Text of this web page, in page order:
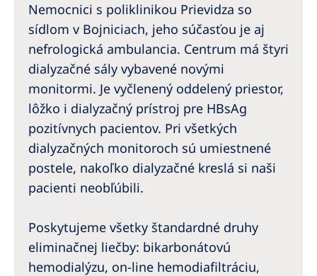
Asia Pacific
Australia
Philippines
North America
United States of America
NephroCare International
Nemocnici s poliklinikou Prievidza so
sídlom v Bojniciach, jeho súčasťou je aj
nefrologická ambulancia. Centrum má štyri
dialyzačné sály vybavené novými
monitormi. Je vyčlenený oddelený priestor,
lôžko i dialyzačný prístroj pre HBsAg
pozitívnych pacientov. Pri všetkých
dialyzačných monitoroch sú umiestnené
postele, nakoľko dialyzačné kreslá si naši
pacienti neobľúbili.
Poskytujeme všetky štandardné druhy
eliminačnej liečby: bikarbonátovú
hemodialýzu, on-line hemodiafiltráciu,